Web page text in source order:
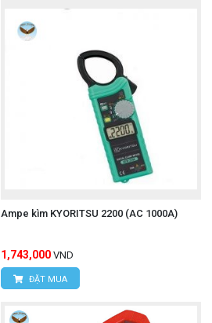
Ampe kìm KYORITSU 2200 (AC 1000A)
1,743,000 VND
ĐẶT MUA